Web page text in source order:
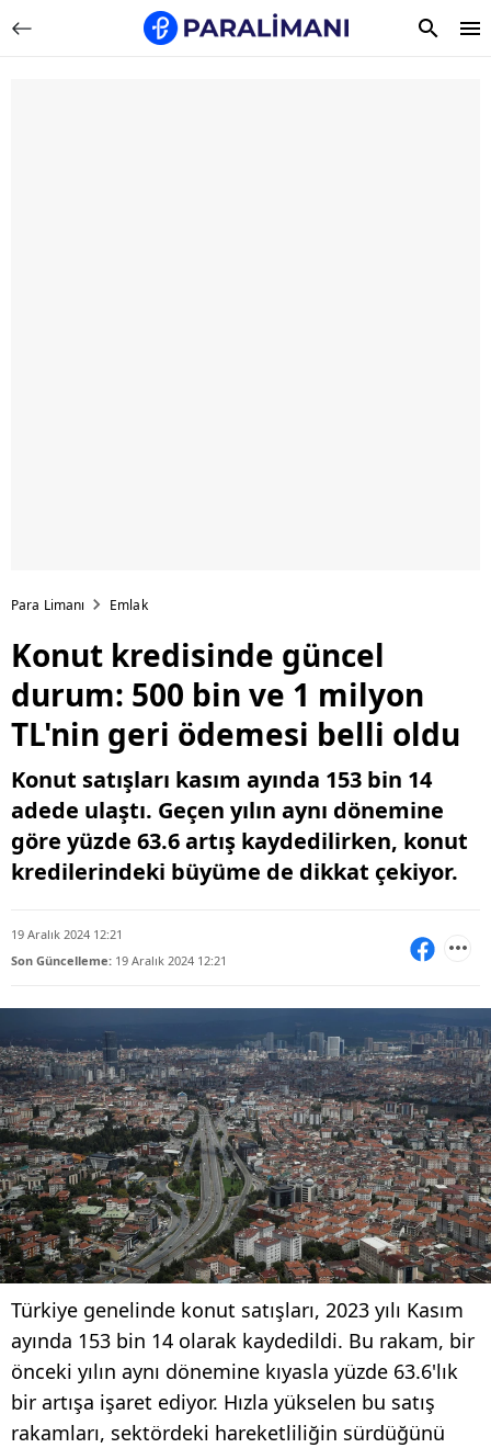
Para Limanı Emlak
Konut kredisinde güncel
durum: 500 bin ve 1 milyon
TL'nin geri ödemesi belli oldu
Konut satışları kasım ayında 153 bin 14
adede ulaştı. Geçen yılın aynı dönemine
göre yüzde 63.6 artış kaydedilirken, konut
kredilerindeki büyüme de dikkat çekiyor.
19 Aralık 2024 12:21
Son Güncelleme: 19 Aralık 2024 12:21
Türkiye genelinde konut satışları, 2023 yılı Kasım
ayında 153 bin 14 olarak kaydedildi. Bu rakam, bir
önceki yılın aynı dönemine kıyasla yüzde 63.6'lık
bir artışa işaret ediyor. Hızla yükselen bu satış
rakamları, sektördeki hareketliliğin sürdüğünü